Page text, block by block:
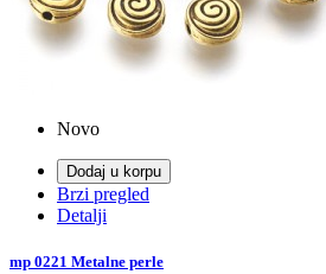
Novo
Dodaj u korpu
Brzi pregled
Detalji
mp 0221 Metalne perle